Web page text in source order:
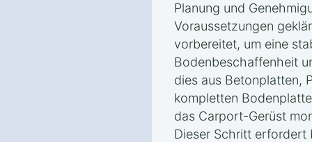
Planung und
Voraussetzungen
vorbereitet, um eine
Bodenbeschaffenheit
dies aus Betonplatten,
kompletten
das Carport-Gerüst
Dieser Schritt erfordert